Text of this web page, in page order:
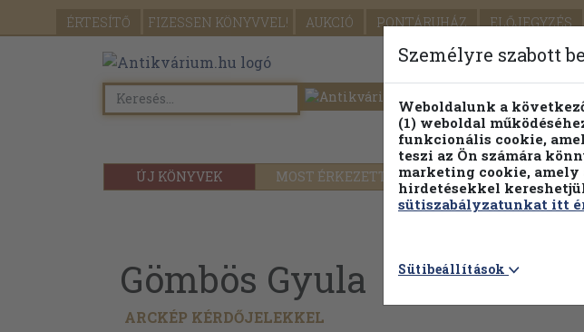
ÉRTESÍTŐ FIZESSEN KÖNYVVEL! AUKCIÓ PONTÁRUHÁZ ELŐJEGYZÉS
ÚJ KÖNYVEK MOST ÉRKEZETT PILLANATNYI
Gömbös Gyula
ARCKÉP KÉRDŐJELEKKEL
Személyre szabott
Weboldalunk a
(1) weboldal
funkcionális cookie,
teszi az Ön számára
marketing cookie, amely
hirdetésekkel
sütiszabályzatunkat itt
Sütibeállítások